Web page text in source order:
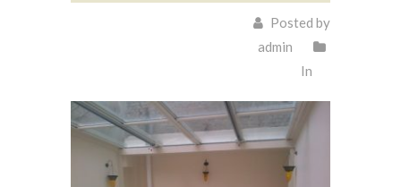
Posted by
admin
In